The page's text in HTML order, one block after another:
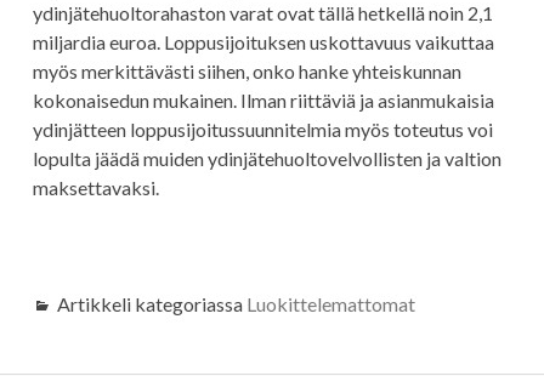
ydinjätehuoltorahaston varat ovat tällä hetkellä noin 2,1
miljardia euroa. Loppusijoituksen uskottavuus vaikuttaa
myös merkittävästi siihen, onko hanke yhteiskunnan
kokonaisedun mukainen. Ilman riittäviä ja asianmukaisia
ydinjätteen loppusijoitussuunnitelmia myös toteutus voi
lopulta jäädä muiden ydinjätehuoltovelvollisten ja valtion
maksettavaksi.
Artikkeli kategoriassa Luokittelemattomat